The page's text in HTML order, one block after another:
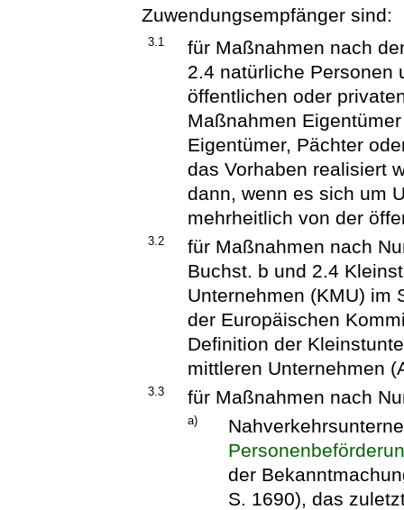
Zuwendungsempfänger sind:
3.1
für Maßnahmen nach
2.4 natürliche Personen
öffentlichen oder
Maßnahmen
Eigentümer, Pächter
das Vorhaben realisiert
dann, wenn es sich um
mehrheitlich von der
3.2
für Maßnahmen nach
Buchst. b und 2.4
Unternehmen (KMU) im
der Europäischen
Definition der
mittleren Unternehmen
3.3 für Maßnahmen nach
a)
der
S. 1690), das